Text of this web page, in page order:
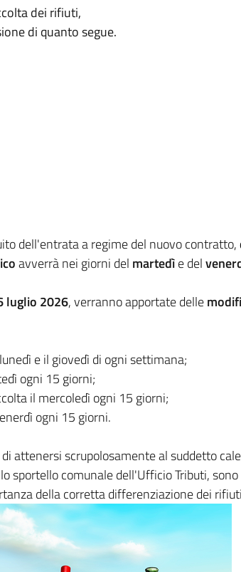
dei rifiuti,
di quanto segue.
dell'entrata a regime del nuovo contratto,
avverrà nei giorni del martedìe del
luglio 2026, verranno apportate delle
e il giovedì di ogni settimana;
ogni 15 giorni;
il mercoledì ogni 15 giorni;
ogni 15 giorni.
attenersi scrupolosamente al suddetto
sportello comunale dell'Ufficio Tributi,
della corretta differenziazione dei